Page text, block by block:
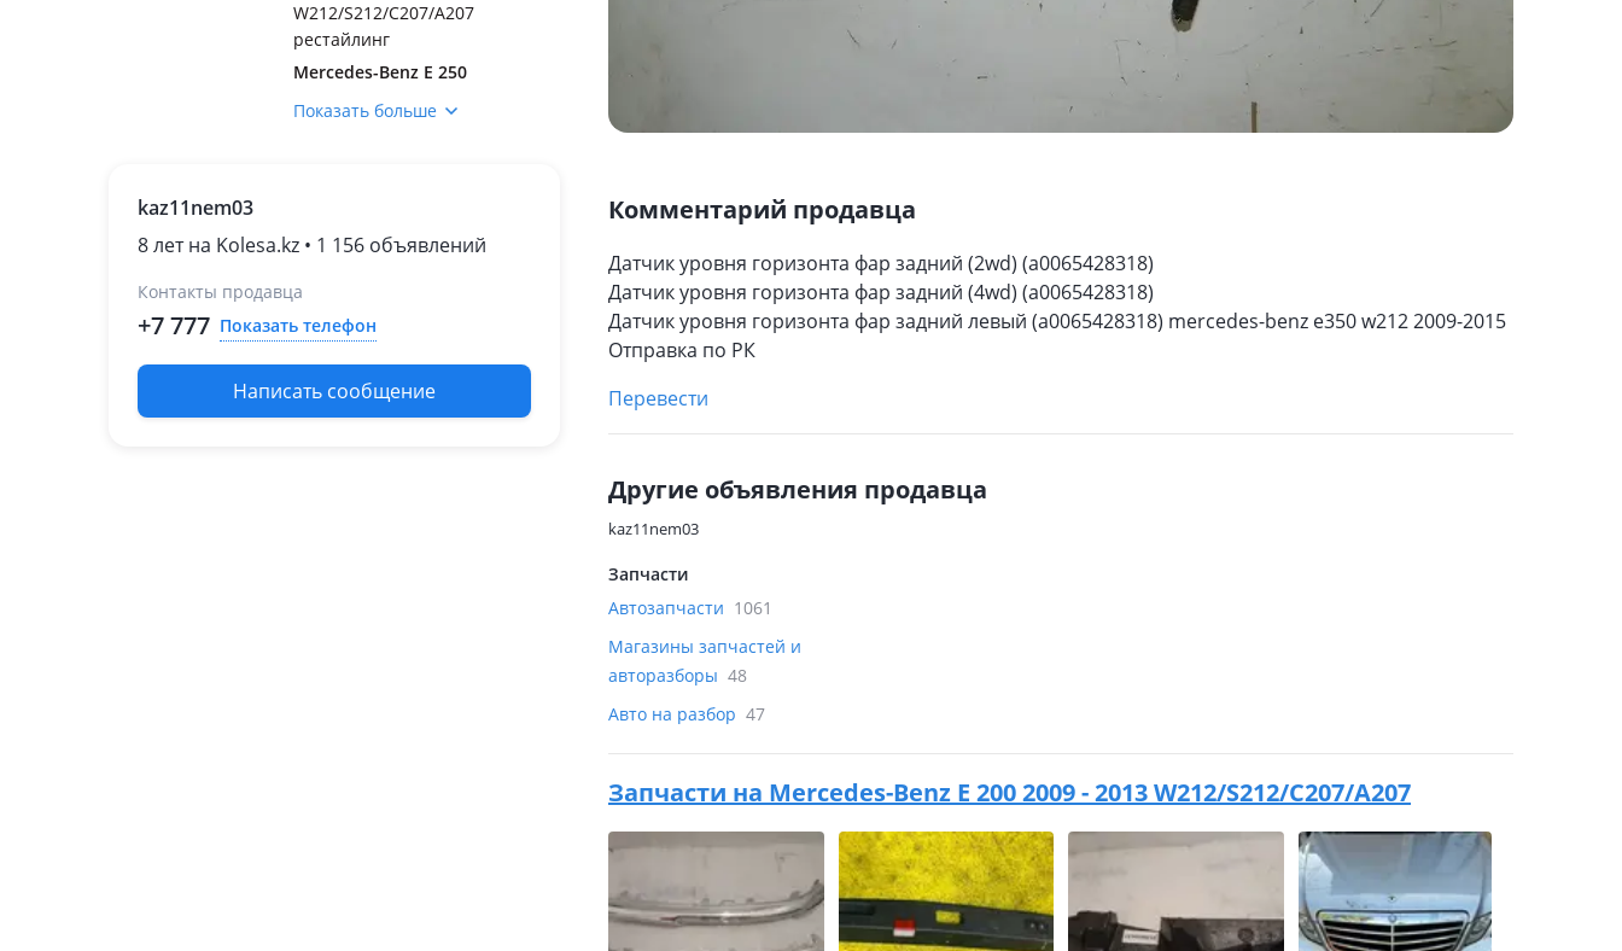
W212/S212/C207/A207
рестайлинг
Mercedes-Benz E 250
2009 - 2013
Mercedes-Benz E 300
W212/S212/C207/A207
2013 - 2017
W212/S212/C207/A207
рестайлинг
Mercedes-Benz E 350
Показать больше
kaz11nem03
8 лет на Kolesa.kz • 1 156 объявлений
Контакты продавца
+7 777 Показать телефон
Написать сообщение
Комментарий продавца
Датчик уровня горизонта фар задний (2wd) (a0065428318)
Датчик уровня горизонта фар задний (4wd) (a0065428318)
Датчик уровня горизонта фар задний левый (а0065428318) mercedes-benz e350 w212 2009-2015
Отправка по РК
Перевести
Другие объявления продавца
kaz11nem03
Запчасти
Автозапчасти 1061
Магазины запчастей и
авторазборы 48
Авто на разбор 47
Запчасти на Mercedes-Benz E 200 2009 - 2013 W212/S212/C207/A207